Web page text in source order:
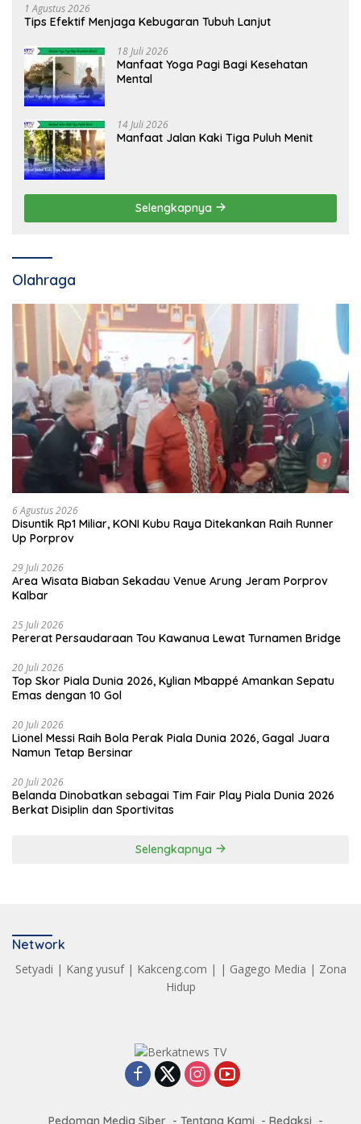
1 Agustus 2026
Tips Efektif Menjaga Kebugaran Tubuh Lanjut
18 Juli 2026
Manfaat Yoga Pagi Bagi Kesehatan
Mental
14 Juli 2026
Manfaat Jalan Kaki Tiga Puluh Menit
Selengkapnya
Olahraga
6 Agustus 2026
Disuntik Rp1 Miliar, KONI Kubu Raya Ditekankan Raih Runner
Up Porprov
29 Juli 2026
Area Wisata Biaban Sekadau Venue Arung Jeram Porprov
Kalbar
25 Juli 2026
Pererat Persaudaraan Tou Kawanua Lewat Turnamen Bridge
20 Juli 2026
Top Skor Piala Dunia 2026, Kylian Mbappé Amankan Sepatu
Emas dengan 10 Gol
20 Juli 2026
Lionel Messi Raih Bola Perak Piala Dunia 2026, Gagal Juara
Namun Tetap Bersinar
20 Juli 2026
Belanda Dinobatkan sebagai Tim Fair Play Piala Dunia 2026
Berkat Disiplin dan Sportivitas
Selengkapnya
Network
Setyadi | Kang yusuf| Kakceng.com | | Gagego Media | Zona
Hidup
Pedoman Media Siber Tentang Kami Redaksi